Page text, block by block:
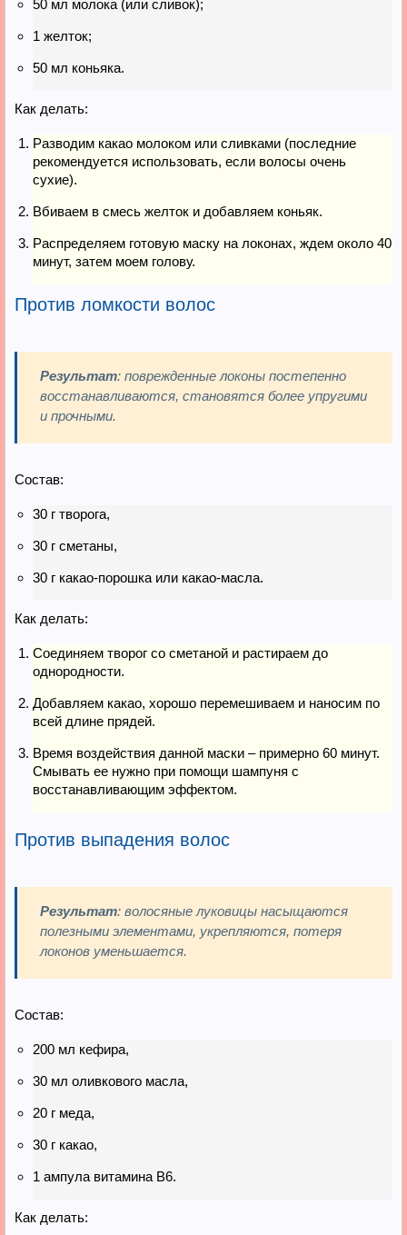
50 мл молока (или сливок);
1 желток;
50 мл коньяка.
Как делать:
Разводим какао молоком или сливками (последние
рекомендуется использовать, если волосы очень
сухие).
Вбиваем в смесь желток и добавляем коньяк.
Распределяем готовую маску на локонах, ждем около 40
минут, затем моем голову.
Против ломкости волос
Результат: поврежденные локоны постепенно
восстанавливаются, становятся более упругими
и прочными.
Состав:
30 г творога,
30 г сметаны,
30 г какао-порошка или какао-масла.
Как делать:
Соединяем творог со сметаной и растираем до
однородности.
Добавляем какао, хорошо перемешиваем и наносим по
всей длине прядей.
Время воздействия данной маски – примерно 60 минут.
Смывать ее нужно при помощи шампуня с
восстанавливающим эффектом.
Против выпадения волос
Результат: волосяные луковицы насыщаются
полезными элементами, укрепляются, потеря
локонов уменьшается.
Состав:
200 мл кефира,
30 мл оливкового масла,
20 г меда,
30 г какао,
1 ампула витамина B6.
Как делать: